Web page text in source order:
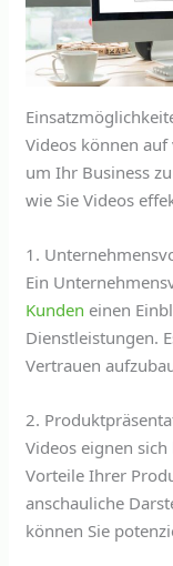
Videos können
um Ihr Business
wie Sie Videos
1.
Ein
Kunden einen
Dienstleistungen.
Vertrauen
2.
Videos eignen
Vorteile Ihrer
anschauliche
können Sie